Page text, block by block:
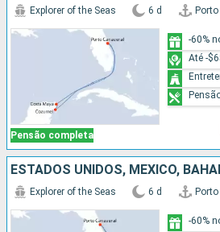
Pensão completa
Explorer of the Seas 6 d
-60%
Até -
ESTADOS UNIDOS, MÉXICO,
Explorer of the Seas 6 d
-60%